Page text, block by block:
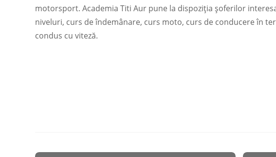
motorsport. Academia Titi Aur pune la dispoziția șoferilor
niveluri, curs de îndemânare, curs moto, curs de conducere în
condus cu viteză.